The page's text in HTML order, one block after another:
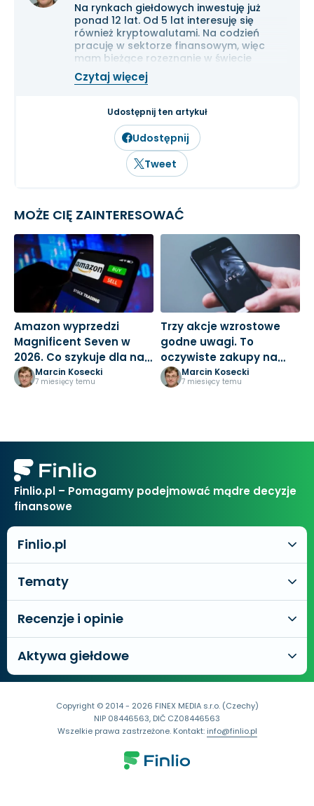
Na rynkach giełdowych inwestuję już
ponad 12 lat. Od 5 lat interesuję się
również kryptowalutami. Na codzień
pracuję w sektorze finansowym, więc
mam bieżące rozeznanie w świecie
gospodarki i ekonomii. Cenię przede
wszystkim solidną analizę
inwestowanie długoterminowe.
Czytaj więcej
Udostępnij ten artykuł
Udostępnij
Tweet
MOŻE CIĘ ZAINTERESOWAĆ
Amazon wyprzedzi
Magnificent Seven w
2026. Co szykuje dla nas
Jeff Bezos?
Marcin Kosecki
7 miesięcy temu
Trzy akcje wzrostowe
godne uwagi. To
oczywiste zakupy na
nowy rok
Marcin Kosecki
7 miesięcy temu
Finlio.pl – Pomagamy podejmować mądre decyzje
finansowe
Finlio.pl
Tematy
Recenzje i opinie
Aktywa giełdowe
Copyright © 2014 - 2026 FINEX MEDIA s.r.o. (Czechy)
NIP 08446563, DIČ CZ08446563
Wszelkie prawa zastrzeżone. Kontakt:info@finlio.pl